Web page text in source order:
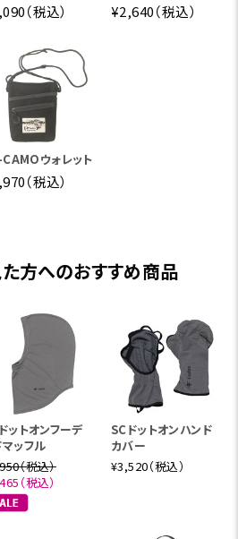
（税込） ¥2,640（税込）
ウォレット
（税込）
方へのおすすめ商品
ットオンフーデ
マッフル
（税込）
（税込）
SCドットオンハンド
カバー
¥3,520（税込）